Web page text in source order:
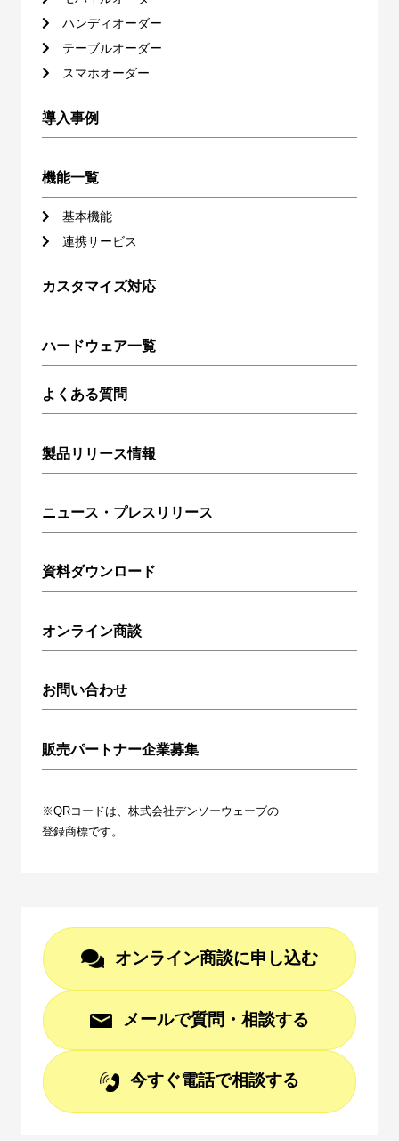
ハンディオーダー
テーブルオーダー
スマホオーダー
導入事例
機能一覧
基本機能
連携サービス
カスタマイズ対応
ハードウェア一覧
よくある質問
製品リリース情報
ニュース・プレスリリース
資料ダウンロード
オンライン商談
お問い合わせ
販売パートナー企業募集
※QRコードは、株式会社デンソーウェーブの
登録商標です。
オンライン商談に申し込む
メールで質問・相談する
今すぐ電話で相談する